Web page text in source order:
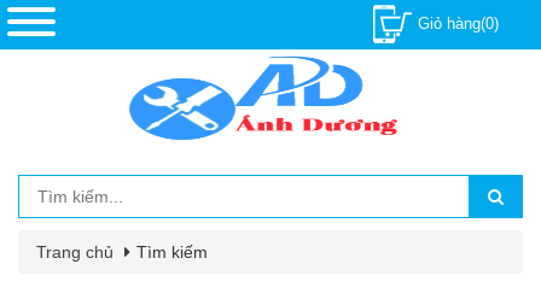
Giỏ hàng(0)
Trang chủ Tìm kiếm